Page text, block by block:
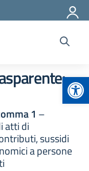
1 –
atti di
sussidi
a persone